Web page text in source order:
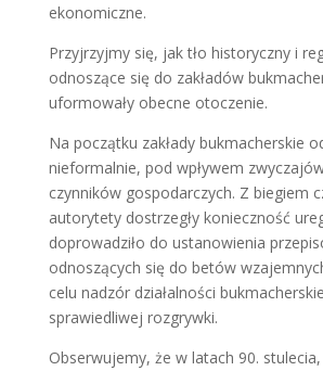
ekonomiczne.
Przyjrzyjmy się, jak tło historyczny i
odnoszące się do zakładów
uformowały obecne otoczenie.
Na początku zakłady bukmacherskie
nieformalnie, pod wpływem
czynników gospodarczych. Z biegiem
autorytety dostrzegły konieczność
doprowadziło do ustanowienia
odnoszących się do betów
celu nadzór działalności
sprawiedliwej rozgrywki.
Obserwujemy, że w latach 90.